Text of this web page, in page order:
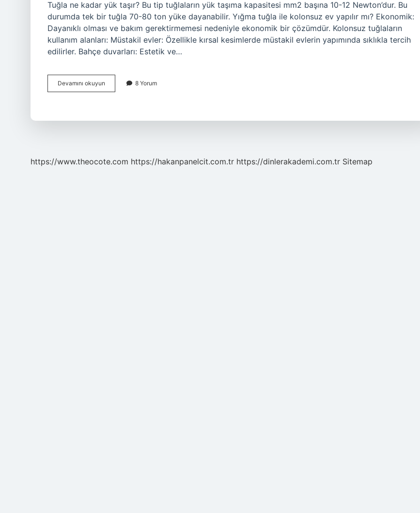
Tuğla ne kadar yük taşır? Bu tip tuğlaların yük taşıma kapasitesi mm2 başına 10-12 Newton’dur. Bu
durumda tek bir tuğla 70-80 ton yüke dayanabilir. Yığma tuğla ile kolonsuz ev yapılır mı? Ekonomik:
Dayanıklı olması ve bakım gerektirmemesi nedeniyle ekonomik bir çözümdür. Kolonsuz tuğlaların
kullanım alanları: Müstakil evler: Özellikle kırsal kesimlerde müstakil evlerin yapımında sıklıkla tercih
edilirler. Bahçe duvarları: Estetik ve…
Devamını okuyun
Tuğla
8 Yorum
https://www.theocote.com https://hakanpanelcit.com.tr https://dinlerakademi.com.tr Sitemap